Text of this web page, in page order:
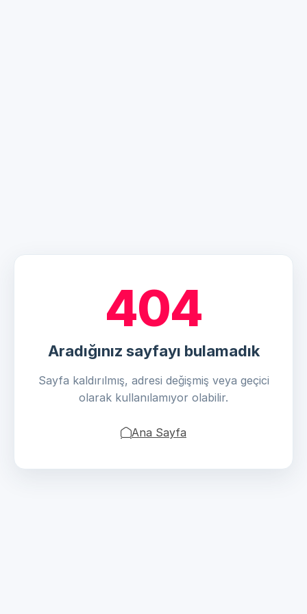
404
Aradığınız sayfayı bulamadık
Sayfa kaldırılmış, adresi değişmiş veya geçici
olarak kullanılamıyor olabilir.
Ana Sayfa